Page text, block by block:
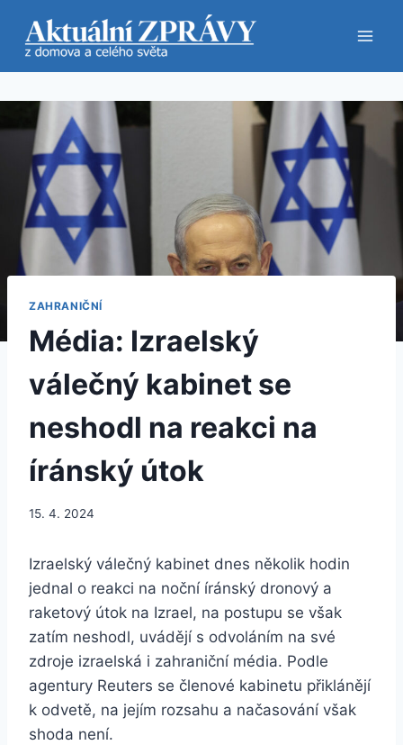
obsah
ZAHRANIČNÍ
Média: Izraelský
válečný kabinet se
neshodl na reakci na
íránský útok
15. 4. 2024
Izraelský válečný kabinet dnes několik hodin
jednal o reakci na noční íránský dronový a
raketový útok na Izrael, na postupu se však
zatím neshodl, uvádějí s odvoláním na své
zdroje izraelská i zahraniční média. Podle
agentury Reuters se členové kabinetu přiklánějí
k odvetě, na jejím rozsahu a načasování však
shoda není.